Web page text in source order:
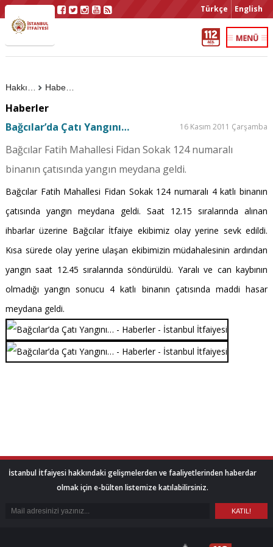
Türkçe English
Haberler
Haberler
Bağcılar’da Çatı Yangını…
16 Kasım 2011 Çarşamba
Bağcılar Fatih Mahallesi Fidan Sokak 124 numaralı
binanın çatısında yangın meydana geldi.
Bağcılar Fatih Mahallesi Fidan Sokak 124 numaralı 4 katlı binanın
çatısında yangın meydana geldi. Saat 12.15 sıralarında alınan
ihbarlar üzerine Bağcılar İtfaiye ekibimiz olay yerine sevk edildi.
Kısa sürede olay yerine ulaşan ekibimizin müdahalesinin ardından
yangın saat 12.45 sıralarında söndürüldü. Yaralı ve can kaybının
olmadığı yangın sonucu 4 katlı binanın çatısında maddi hasar
meydana geldi.
İstanbul İtfaiyesi hakkındaki gelişmelerden ve faaliyetlerinden haberdar
olmak için e-bülten listemize katılabilirsiniz.